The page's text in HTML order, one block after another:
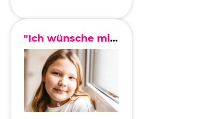
"Ich wünsche mir, dass alle Kinder zusammenhalten."